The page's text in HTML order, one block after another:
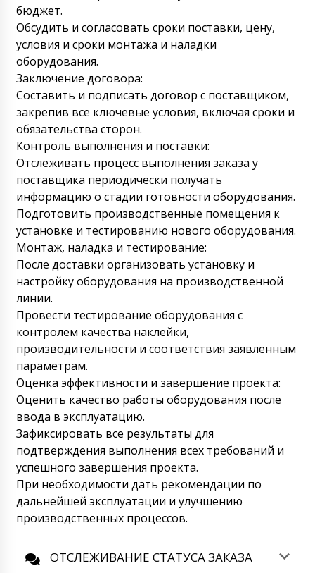
бюджет.
Обсудить и согласовать сроки поставки, цену,
условия и сроки монтажа и наладки
оборудования.
Заключение договора:
Составить и подписать договор с поставщиком,
закрепив все ключевые условия, включая сроки и
обязательства сторон.
Контроль выполнения и поставки:
Отслеживать процесс выполнения заказа у
поставщика периодически получать
информацию о стадии готовности оборудования.
Подготовить производственные помещения к
установке и тестированию нового оборудования.
Монтаж, наладка и тестирование:
После доставки организовать установку и
настройку оборудования на производственной
линии.
Провести тестирование оборудования с
контролем качества наклейки,
производительности и соответствия заявленным
параметрам.
Оценка эффективности и завершение проекта:
Оценить качество работы оборудования после
ввода в эксплуатацию.
Зафиксировать все результаты для
подтверждения выполнения всех требований и
успешного завершения проекта.
При необходимости дать рекомендации по
дальнейшей эксплуатации и улучшению
производственных процессов.
ОТСЛЕЖИВАНИЕ СТАТУСА ЗАКАЗА
Артур, Добрый день. Отличная новость,
прошу прислать в WhatsApp +79853643808
прислать фото и видео отчет.
Полина
По какому адресу отправить вам образцы
флаконов и крышек, чтобы вы их переслали
на фабрику ? С уважением Полина.
Роман Цибульский
Добрый день, Полина. Мы получили этот
же вопрос в WhatsApp и там же ответили.
Сообщите номер отправления для
отслеживания. Спасибо.
09/08/2026 09:51
Карина
Добрый день, мы получили дозатор
порошков в пластиковые флаконы PR-15,
запланировали после обеда вскрыть ящик
и протестировать.
Карина, добрый день. Отличная новость,
прошу прислать в WhatsApp +79853643808
фото и видео отчет.
09/08/2026 10:03
Яна
Добрый день, мы получили дозатор
порошков в пластиковые флаконы PR-15,
запланировали завтра до 16:30 вскрыть
ящик и протестировать.
09/08/2026 10:10
Роман Цибульский
прислать фото и видео отчет.